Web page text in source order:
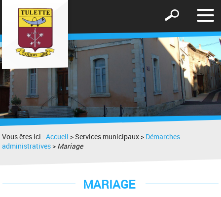
le
Afficher
formulaire
de
recherche
Vous êtes ici :Accueil > Services municipaux > Démarches
administratives > Mariage
MARIAGE